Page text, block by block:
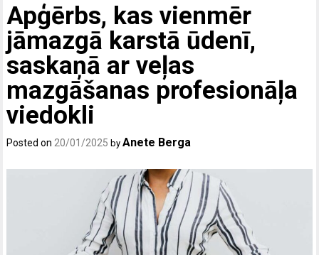
Apģērbs, kas vienmēr
jāmazgā karstā ūdenī,
saskaņā ar veļas
mazgāšanas profesionāļa
viedokli
Posted on 20/01/2025 byAnete Berga